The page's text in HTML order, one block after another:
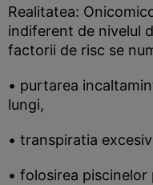
Realitatea:
indiferent de nivelul
factorii de risc se
• purtarea
lungi,
• transpiratia
• folosirea piscinelor